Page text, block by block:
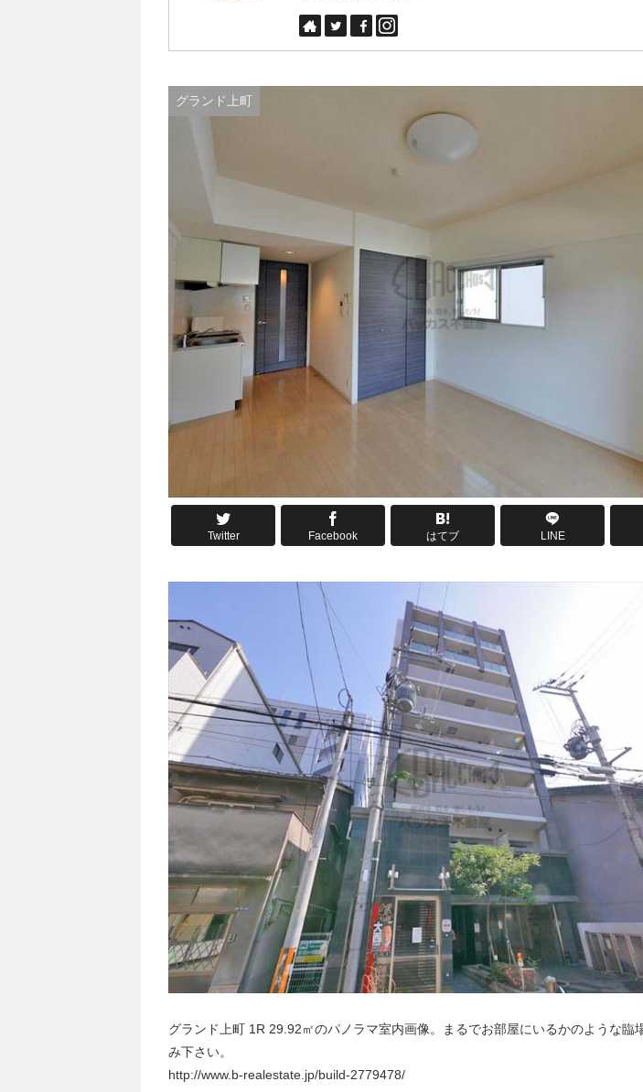
グランド上町
Twitter Facebook はてブ LINE
グランド上町 1R 29.92㎡のパノラマ室内画像。まるでお部屋にいるかのような臨
み下さい。
http://www.b-realestate.jp/build-2779478/